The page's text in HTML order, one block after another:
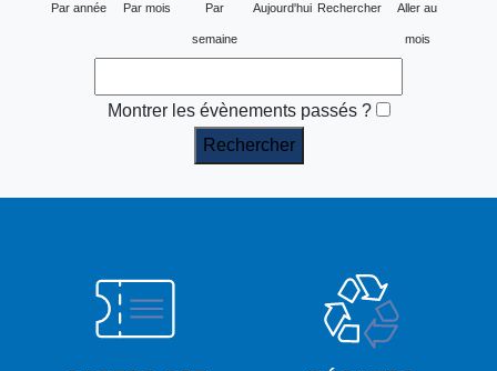
Par année Par mois Par
semaine
Aujourd'hui Rechercher Aller au
mois
Montrer les évènements passés ?